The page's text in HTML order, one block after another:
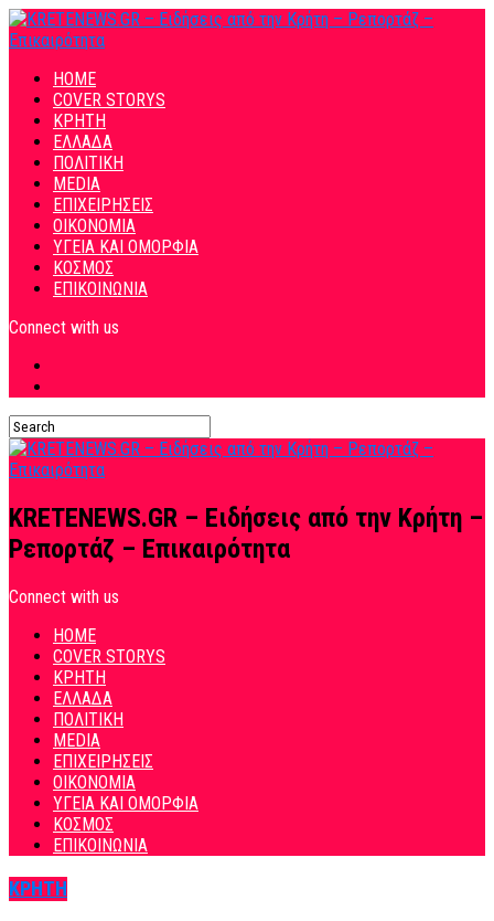
HOME
COVER STORYS
ΚΡΗΤΗ
ΕΛΛΑΔΑ
ΠΟΛΙΤΙΚΗ
MEDIA
ΕΠΙΧΕΙΡΗΣΕΙΣ
ΟΙΚΟΝΟΜΙΑ
ΥΓΕΙΑ ΚΑΙ ΟΜΟΡΦΙΑ
ΚΟΣΜΟΣ
ΕΠΙΚΟΙΝΩΝΙΑ
Connect with us
KRETENEWS.GR – Ειδήσεις από την Κρήτη –
Ρεπορτάζ – Επικαιρότητα
Connect with us
HOME
COVER STORYS
ΚΡΗΤΗ
ΕΛΛΑΔΑ
ΠΟΛΙΤΙΚΗ
MEDIA
ΕΠΙΧΕΙΡΗΣΕΙΣ
ΟΙΚΟΝΟΜΙΑ
ΥΓΕΙΑ ΚΑΙ ΟΜΟΡΦΙΑ
ΚΟΣΜΟΣ
ΕΠΙΚΟΙΝΩΝΙΑ
ΚΡΗΤΗ